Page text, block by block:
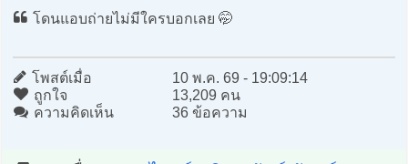
โดนแอบถ่ายไม่มีใครบอกเลย 🤭
โพสต์เมื่อ
10 พ.ค. 69 - 19:09:14
ถูกใจ
13,209 คน
ความคิดเห็น
36 ข้อความ